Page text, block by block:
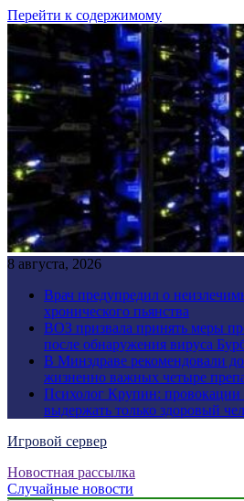
Перейти к содержимому
8 августа, 2026
Врач предупредил о
хронического пьянства
ВОЗ призвала принять меры
после обнаружения вируса
В Минздраве рекомендовали
жизненно важных четыре
Психолог Крупин: провокации
выдержать только здоровый
Игровой сервер
Новостная рассылка
Случайные новости